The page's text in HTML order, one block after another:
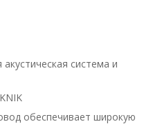
система и
обеспечивает широкую